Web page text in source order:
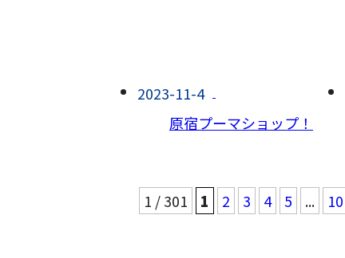
2023-11-4
原宿プーマショップ！
1 / 301 1 2 3 4 5 ... 10